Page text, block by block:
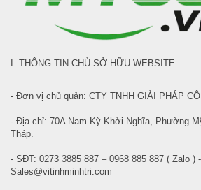
I. THÔNG TIN CHỦ SỞ HỮU WEBSITE
- Đơn vị chủ quản: CTY TNHH GIẢI PHÁP
- Địa chỉ: 70A Nam Kỳ Khởi Nghĩa, Phường
Tháp.
- SĐT: 0273 3885 887 – 0968 885 887 ( Zalo )
Sales@vitinhminhtri.com